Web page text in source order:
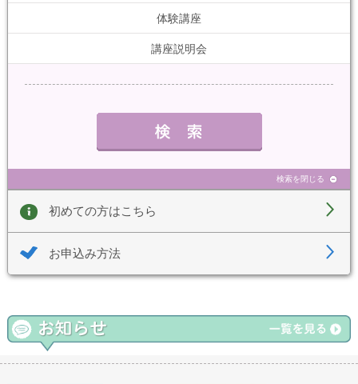
体験講座
講座説明会
検索を閉じる
初めての方はこちら
お申込み方法